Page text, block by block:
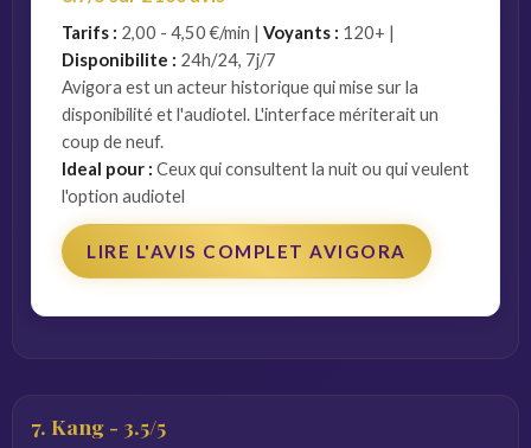
Tarifs : 2,00 - 4,50 €/min | Voyants : 120+ |
Disponibilite : 24h/24, 7j/7
Avigora est un acteur historique qui mise sur la
disponibilité et l'audiotel. L'interface mériterait un
coup de neuf.
Ideal pour : Ceux qui consultent la nuit ou qui veulent
l'option audiotel
LIRE L'AVIS COMPLET AVIGORA
7. Kang - 3.5/5